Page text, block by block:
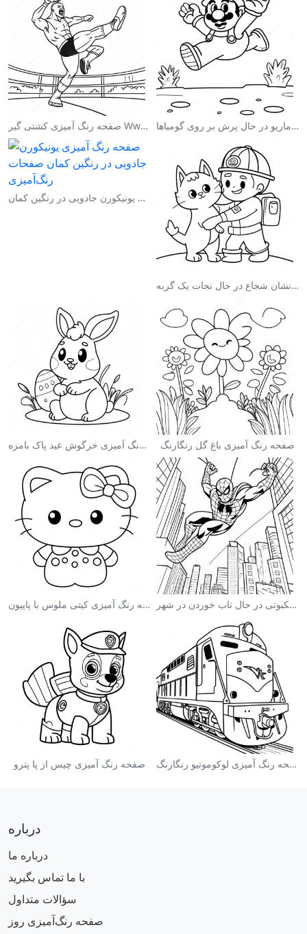
صفحه رنگ آمیزی کشتی گیر Wwe در حال پرش بر روی حریف صفحه رنگ آمیزی ماریو در حال پرش بر روی گومباها
صفحه رنگ آمیزی یونیکورن جادویی در رنگین کمان
صفحه رنگ آمیزی آتش‌نشان شجاع در حال نجات یک گربه
صفحه رنگ آمیزی خرگوش عید پاک بامزه صفحه رنگ آمیزی باغ گل رنگارنگ
صفحه رنگ آمیزی کیتی ملوس با پاپیون صفحه رنگ آمیزی مرد عنکبوتی در حال تاب خوردن در شهر
صفحه رنگ آمیزی چیس از پا پترو صفحه رنگ آمیزی لوکوموتیو رنگارنگ
درباره
درباره ما
با ما تماس بگیرید
سؤالات متداول
صفحه رنگ‌آمیزی روز